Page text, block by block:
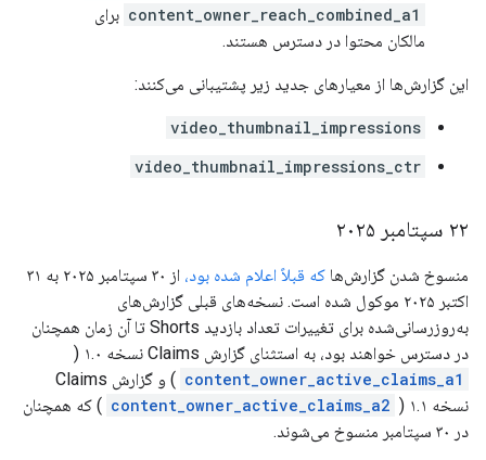
content_owner_reach_combined_a1 برای
مالکان محتوا در دسترس هستند.
این گزارش‌ها از معیارهای جدید زیر پشتیبانی می‌کنند:
video_thumbnail_impressions
video_thumbnail_impressions_ctr
۲۲ سپتامبر ۲۰۲۵
منسوخ شدن گزارش‌ها که قبلاً اعلام شده بود،
از ۳۰ سپتامبر ۲۰۲۵ به ۳۱
اکتبر ۲۰۲۵ موکول شده است. نسخه‌های قبلی گزارش‌های
به‌روزرسانی‌شده برای تغییرات تعداد بازدید Shorts تا آن زمان همچنان
در دسترس خواهند بود، به استثنای گزارش Claims نسخه ۱.۰ (
content_owner_active_claims_a1
) و گزارش Claims
نسخه ۱.۱ (
content_owner_active_claims_a2 ) که همچنان
در ۳۰ سپتامبر منسوخ می‌شوند.